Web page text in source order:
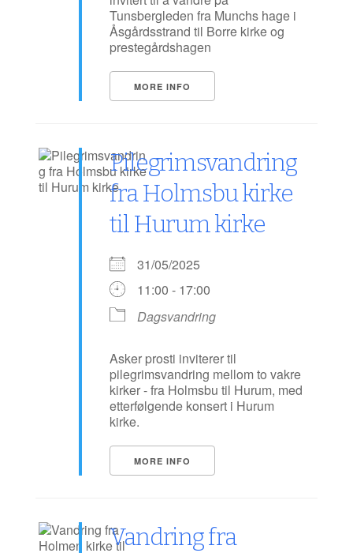
Tunsbergleden fra Munchs hage i
Åsgårdsstrand til Borre kirke og
prestegårdshagen
MORE INFO
Pilegrimsvandring
fra Holmsbu kirke
til Hurum kirke
31/05/2025
11:00 - 17:00
Dagsvandring
Asker prosti inviterer til
pilegrimsvandring mellom to vakre
kirker - fra Holmsbu til Hurum, med
etterfølgende konsert i Hurum
kirke.
MORE INFO
Vandring fra